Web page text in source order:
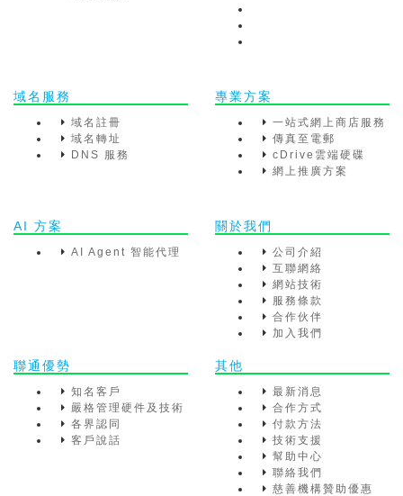
域名服務
域名註冊
域名轉址
DNS 服務
專業方案
一站式網上商店服務
傳真至電郵
cDrive雲端硬碟
網上推廣方案
AI 方案
AI Agent 智能代理
關於我們
公司介紹
互聯網絡
網站技術
服務條款
合作伙伴
加入我們
聯通優勢
知名客戶
嚴格管理硬件及技術
各界認同
客戶說話
其他
最新消息
合作方式
付款方法
技術支援
幫助中心
聯絡我們
慈善機構贊助優惠